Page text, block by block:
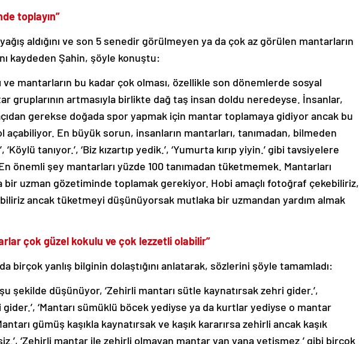
toplayın”
aldığını ve son 5 senedir görülmeyen ya da çok az görülen mantarların
kaydeden Şahin, şöyle konuştu:
ve mantarların bu kadar çok olması, özellikle son dönemlerde sosyal
gruplarının artmasıyla birlikte dağ taş insan doldu neredeyse. İnsanlar,
gerekse doğada spor yapmak için mantar toplamaya gidiyor ancak bu
En büyük sorun, insanların mantarları, tanımadan, bilmeden
‘Köylü tanıyor.’, ‘Biz kızartıp yedik.’, ‘Yumurta kırıp yiyin.’ gibi tavsiyelere
önemli şey mantarları yüzde 100 tanımadan tüketmemek. Mantarları
uzman gözetiminde toplamak gerekiyor. Hobi amaçlı fotoğraf çekebiliriz,
ancak tüketmeyi düşünüyorsak mutlaka bir uzmandan yardım almak
çok güzel kokulu ve çok lezzetli olabilir”
birçok yanlış bilginin dolaştığını anlatarak, sözlerini şöyle tamamladı:
şekilde düşünüyor, ‘Zehirli mantarı sütle kaynatırsak zehri gider.’,
‘Mantarı sümüklü böcek yediyse ya da kurtlar yediyse o mantar
gümüş kaşıkla kaynatırsak ve kaşık kararırsa zehirli ancak kaşık
‘Zehirli mantar ile zehirli olmayan mantar yan yana yetişmez.’ gibi birçok